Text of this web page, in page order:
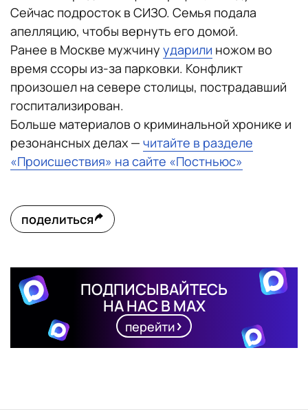
Сейчас подросток в СИЗО. Семья подала
апелляцию, чтобы вернуть его домой.
Ранее в Москве мужчину ударили ножом во
время ссоры из-за парковки. Конфликт
произошел на севере столицы, пострадавший
госпитализирован.
Больше материалов о криминальной хронике и
резонансных делах — читайте в разделе
«Происшествия» на сайте «Постньюс»
поделиться
ПОДПИСЫВАЙТЕСЬ
НА НАС В MAX
перейти